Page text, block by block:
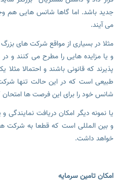
جدید باشد. اما گاها شانس هایی هم
می آیند.
مثلا در بسیاری از مواقع شرکت های
و یا مزایده هایی را مطرح می کنند و
پذیرند که قانونی باشند و احتمالا
طبیعی است که در این حالت تنها
شانس خود را برای این فرصت ها امتحان
یا نمونه دیگر امکان دریافت
و بین المللی است که قطعا به شرکت
خواهد داشت.
امکان تامین سرمایه